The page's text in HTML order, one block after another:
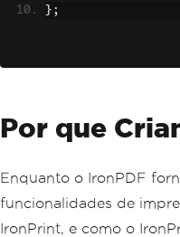
};
Por que
Enquanto o IronPDF
funcionalidades de
IronPrint, e como o